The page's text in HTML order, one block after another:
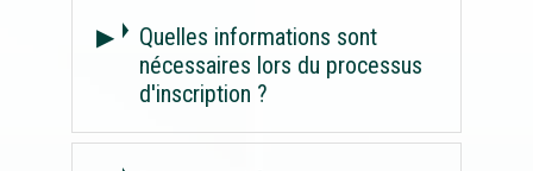
Quelles informations sont
nécessaires lors du processus
d'inscription ?